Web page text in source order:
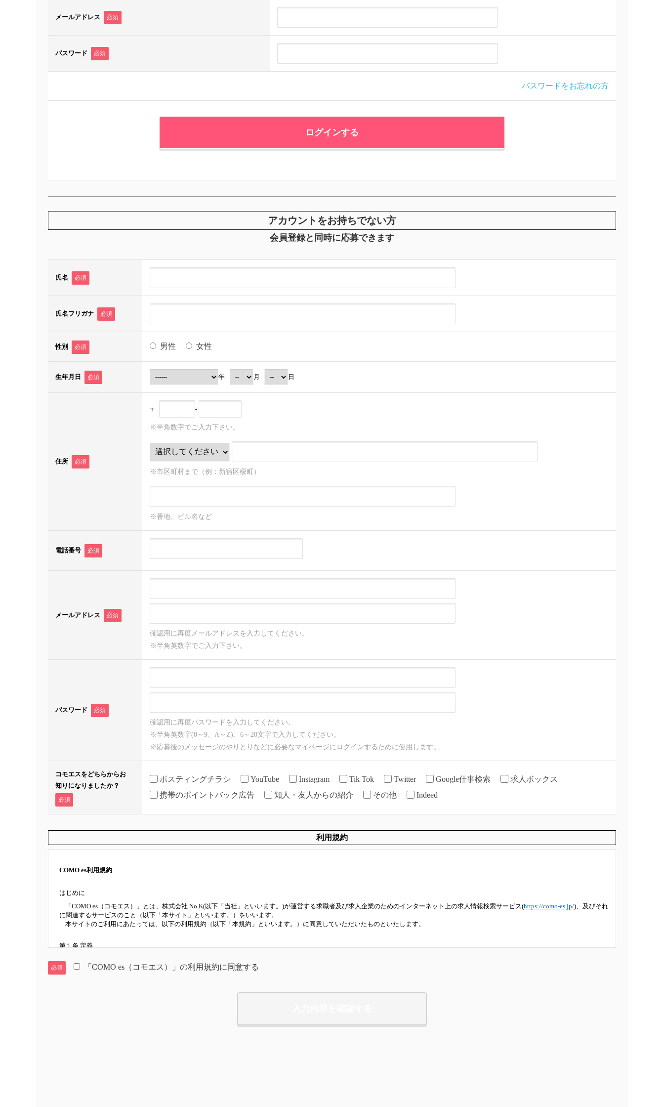
メールアドレス 必須
パスワード 必須
パスワードをお忘れの方
アカウントをお持ちでない方
会員登録と同時に応募できます
氏名 必須
氏名フリガナ 必須
性別 必須 男性 女性
生年月日 必須 年 月 日
住所 必須
〒 -
※半角数字でご入力下さい。
※市区町村まで（例：新宿区榎町）
※番地、ビル名など
電話番号 必須
メールアドレス 必須
確認用に再度メールアドレスを入力してください。
※半角英数字でご入力下さい。
パスワード 必須
確認用に再度パスワードを入力してください。
※半角英数字(0～9、A～Z)、6～20文字で入力してください。
※応募後のメッセージのやりとりなどに必要なマイページにログインするために使用します。
コモエスをどちらからお
知りになりましたか？
必須
ポスティングチラシ YouTube Instagram Tik Tok Twitter Google仕事検索
求人ボックス
携帯のポイントバック広告
知人・友人からの紹介 その他 Indeed
利用規約
COMO es利用規約
はじめに
「COMO es（コモエス）」とは、株式会社 No.K(以下「当社」といいます。)が運営する求職者及び求人企業のためのインターネット上の求人情報検索サービス(https://como-es.jp/)、及びそれ
に関連するサービスのこと（以下「本サイト」といいます。）をいいます。
本サイトのご利用にあたっては、以下の利用規約（以下「本規約」といいます。）に同意していただいたものといたします。
第１条 定義
１．求人掲載企業
「求人掲載企業」とは、本サイトへ掲載する企業をいいます。
「求職者会員」とは、本サイトをご利用いただくために、求職者登録する人をいいます。
必須 「COMO es（コモエス）」の利用規約に同意する